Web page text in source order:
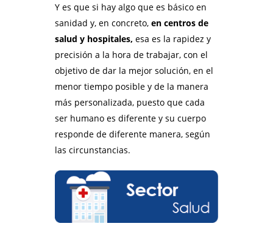
Y es que si hay algo que es básico en
sanidad y, en concreto, en centros de
salud y hospitales, esa es la rapidez y
precisión a la hora de trabajar, con el
objetivo de dar la mejor solución, en el
menor tiempo posible y de la manera
más personalizada, puesto que cada
ser humano es diferente y su cuerpo
responde de diferente manera, según
las circunstancias.